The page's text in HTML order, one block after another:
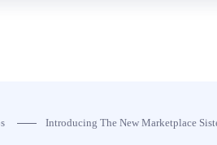
Introducing The New Marketplace